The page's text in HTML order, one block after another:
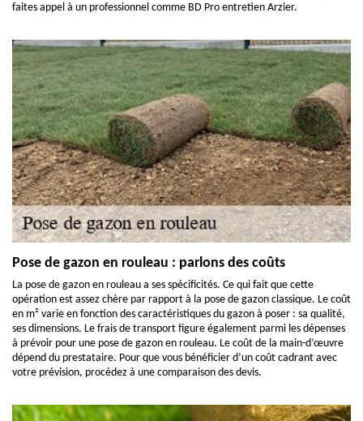
faites appel à un professionnel comme BD Pro entretien Arzier.
Pose de gazon en rouleau : parlons des coûts
La pose de gazon en rouleau a ses spécificités. Ce qui fait que cette
opération est assez chère par rapport à la pose de gazon classique. Le coût
en m² varie en fonction des caractéristiques du gazon à poser : sa qualité,
ses dimensions. Le frais de transport figure également parmi les dépenses
à prévoir pour une pose de gazon en rouleau. Le coût de la main-d’œuvre
dépend du prestataire. Pour que vous bénéficier d’un coût cadrant avec
votre prévision, procédez à une comparaison des devis.